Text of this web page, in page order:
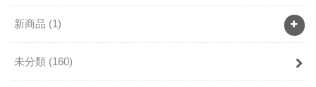
新商品 (1)
未分類 (160)